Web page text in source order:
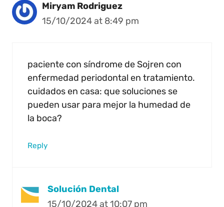
Miryam Rodriguez
15/10/2024 at 8:49 pm
paciente con síndrome de Sojren con
enfermedad periodontal en tratamiento.
cuidados en casa: que soluciones se
pueden usar para mejor la humedad de
la boca?
Reply
Solución Dental
15/10/2024 at 10:07 pm